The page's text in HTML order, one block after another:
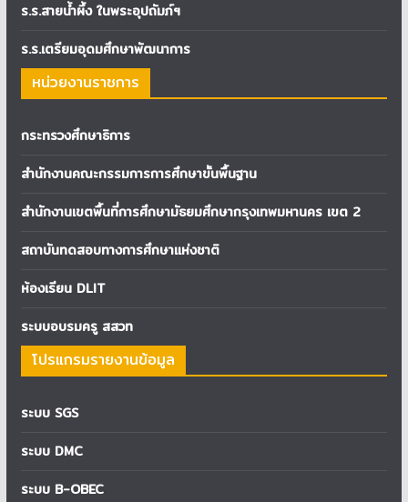
ร.ร.สายน้ำผึ้ง ในพระอุปถัมภ์ฯ
ร.ร.เตรียมอุดมศึกษาพัฒนาการ
หน่วยงานราชการ
กระทรวงศึกษาธิการ
สำนักงานคณะกรรมการการศึกษาขั้นพื้นฐาน
สำนักงานเขตพื้นที่การศึกษามัธยมศึกษากรุงเทพมหานคร เขต 2
สถาบันทดสอบทางการศึกษาแห่งชาติ
ห้องเรียน DLIT
ระบบอบรมครู สสวท
โปรแกรมรายงานข้อมูล
ระบบ SGS
ระบบ DMC
ระบบ B-OBEC